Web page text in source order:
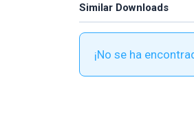
Similar Downloads
¡No se ha